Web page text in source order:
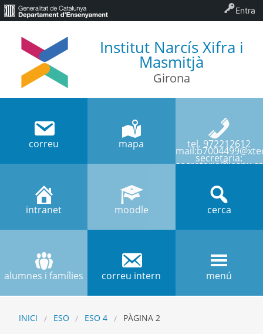
Institut Narcís Xifra i
Masmitjà
Girona
correu mapa tel. 972212612
secretaria:
intranet moodle cerca
alumnes i famílies correu intern menú
INICI ESO ESO 4 PÀGINA 2
Entra